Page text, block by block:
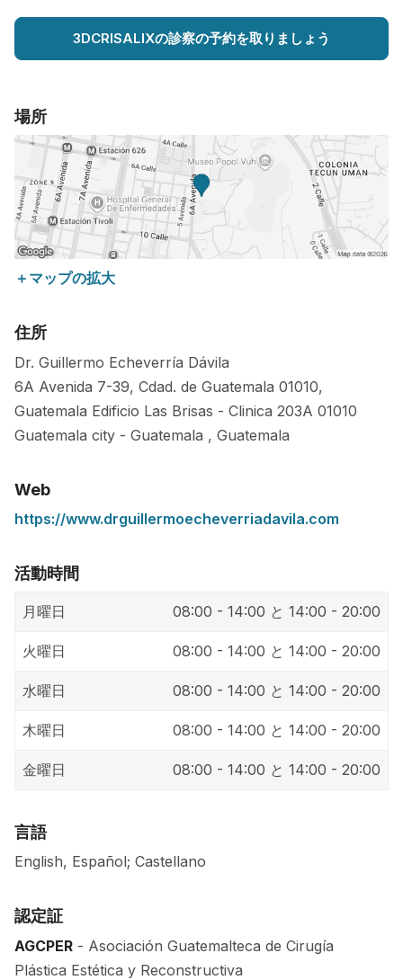
3DCRISALIXの診察の予約を取りましょう
場所
＋マップの拡大
住所
Dr. Guillermo Echeverría Dávila
6A Avenida 7-39, Cdad. de Guatemala 01010,
Guatemala Edificio Las Brisas - Clinica 203A 01010
Guatemala city - Guatemala , Guatemala
Web
https://www.drguillermoecheverriadavila.com
活動時間
月曜日 08:00 - 14:00 と 14:00 - 20:00
火曜日 08:00 - 14:00 と 14:00 - 20:00
水曜日 08:00 - 14:00 と 14:00 - 20:00
木曜日 08:00 - 14:00 と 14:00 - 20:00
金曜日 08:00 - 14:00 と 14:00 - 20:00
言語
English, Español; Castellano
認定証
AGCPER - Asociación Guatemalteca de Cirugía
Plástica Estética y Reconstructiva